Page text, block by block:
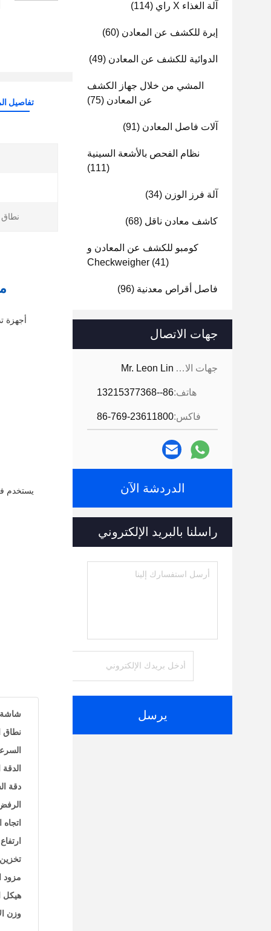
آلة الغذاء X راي (114)
إبرة للكشف عن المعادن (60)
الدوائية للكشف عن المعادن (49)
المشي من خلال جهاز الكشف
عن المعادن (75)
آلات فاصل المعادن (91)
نظام الفحص بالأشعة السينية
(111)
آلة فرز الوزن (34)
كاشف معادن ناقل (68)
كومبو للكشف عن المعادن و
Checkweigher (41)
فاصل أقراص معدنية (96)
جهات الاتصال
جهات الاتصال: Mr. Leon Lin
هاتف:86--13215377368
فاكس:86-769-23611800
الدردشة الآن
راسلنا بالبريد الإلكتروني
يرسل
تفاصيل
نطاق
أجهزة
يستخدم
نطاق
دقة
مزود
هيكل
وزن